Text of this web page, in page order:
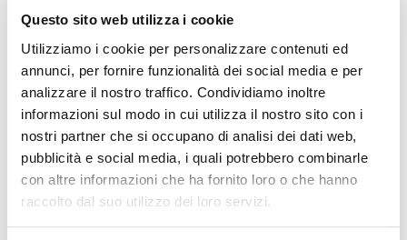
Questo sito web utilizza i cookie
Utilizziamo i cookie per personalizzare contenuti ed
annunci, per fornire funzionalità dei social media e per
analizzare il nostro traffico. Condividiamo inoltre
informazioni sul modo in cui utilizza il nostro sito con i
nostri partner che si occupano di analisi dei dati web,
pubblicità e social media, i quali potrebbero combinarle
con altre informazioni che ha fornito loro o che hanno
raccolto dal suo utilizzo dei loro servizi.
naturale per il racconto e come un vero maestro
illusionista, fa apparire e sparire le cose davanti ai
nostri occhi creando un carosello di personaggi e
mondi immaginari: soldati, clown, funamboli,
automi, prestigiatori. Ciascuna delle sue immagini è
un racconto misterioso, una miscela di atmosfere e
dettagli che ci invitano a una osservazione più